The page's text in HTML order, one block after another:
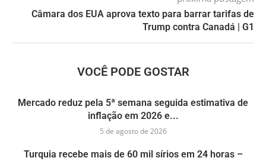
Câmara dos EUA aprova texto para barrar tarifas de
Trump contra Canadá | G1
VOCÊ PODE GOSTAR
Mercado reduz pela 5ª semana seguida estimativa de
inflação em 2026 e...
5 de agosto de 2026
Turquia recebe mais de 60 mil sírios em 24 horas –